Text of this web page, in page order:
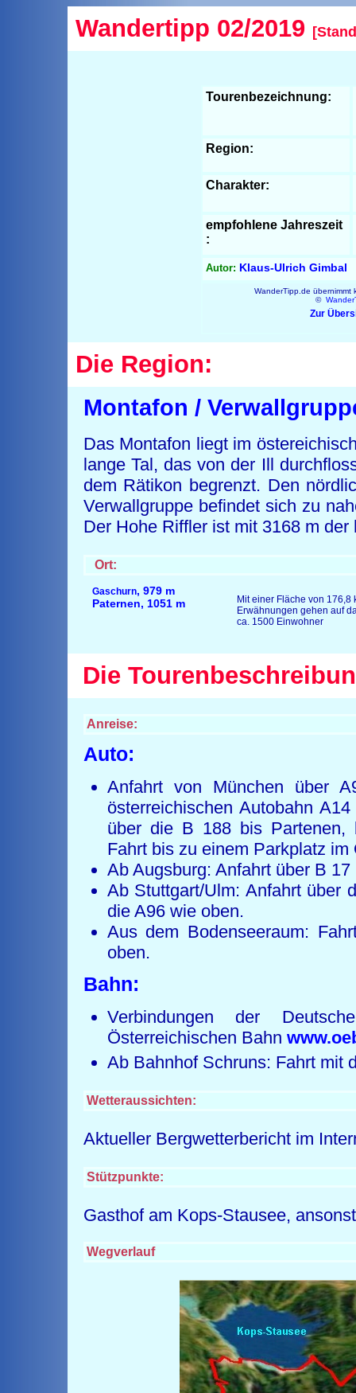
Wandertipp 02/2019
Tourenbezeichnung:
Region:
Charakter:
empfohlene Jahreszeit
:
Autor: Klaus-Ulrich Gimbal
WanderTipp.de übernimmt
©
Zur
Die Region:
Montafon /
Das Montafon liegt im
lange Tal, das von der Ill
dem Rätikon begrenzt. Den
Verwallgruppe befindet sich zu
Der Hohe Riffler ist mit 3168 m
Ort:
Gaschurn, 979 m
Paternen, 1051 m
Mit einer Fläche von 176,8
Erwähnungen gehen auf
ca. 1500 Einwohner
Die
Anreise:
Auto:
Anfahrt von München über
österreichischen Autobahn
über die B 188 bis Partenen,
Fahrt bis zu einem Parkplatz im
Ab Augsburg: Anfahrt über B
Ab Stuttgart/Ulm: Anfahrt über
die A96 wie oben.
Aus dem Bodenseeraum:
oben.
Bahn:
Verbindungen der
Österreichischen Bahn
Ab Bahnhof Schruns: Fahrt mit
Wetteraussichten:
Aktueller Bergwetterbericht im
Stützpunkte:
Gasthof am Kops-Stausee,
Wegverlauf